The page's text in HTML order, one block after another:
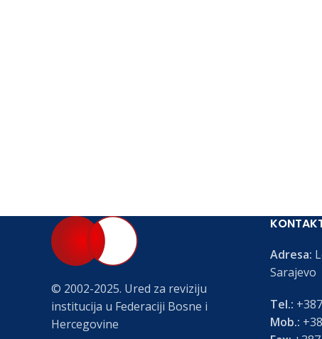
© 2002-2025. Ured za reviziju
institucija u Federaciji Bosne i
Hercegovine
Adresa:
Sarajevo
Tel.:
Mob.: